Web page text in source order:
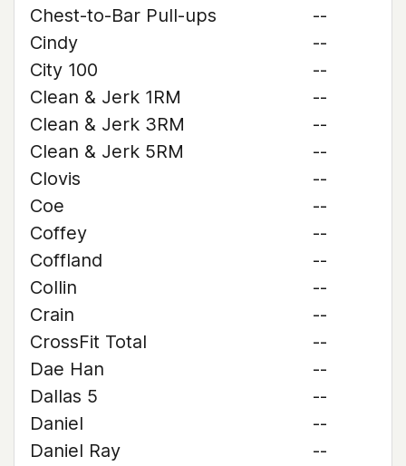
Chest-to-Bar Pull-ups
--
Cindy
--
City 100
--
Clean & Jerk 1RM
--
Clean & Jerk 3RM
--
Clean & Jerk 5RM
--
Clovis
--
Coe
--
Coffey
--
Coffland
--
Collin
--
Crain
--
CrossFit Total
--
Dae Han
--
Dallas 5
--
Daniel
--
Daniel Ray
--